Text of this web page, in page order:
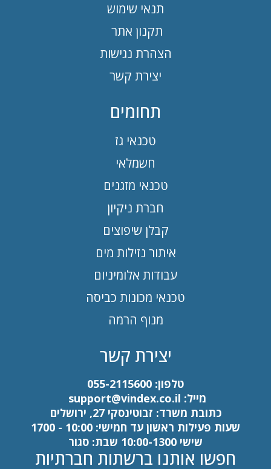
תנאי שימוש
תקנון אתר
הצהרת נגישות
יצירת קשר
תחומים
טכנאי גז
חשמלאי
טכנאי מזגנים
חברת ניקיון
קבלן שיפוצים
איתור נזילות מים
עבודות אלומיניום
טכנאי מכונות כביסה
מנוף הרמה
יצירת קשר
טלפון: 055-2115600
מייל: support@vindex.co.il
כתובת משרד: זבוטינסקי 27, ירושלים
שעות פעילות ראשון עד חמישי: 10:00 - 1700
שישי 10:00-1300 שבת: סגור
חפשו אותנו ברשתות חברתיות